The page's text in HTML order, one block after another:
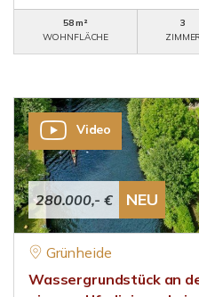
58 m²
WOHNFLÄCHE
3
280.000,- € NEU
Video
Grünheide
Wassergrundstück an